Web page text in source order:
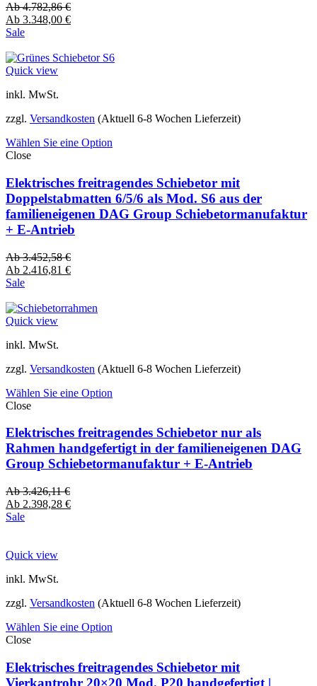
Ab4.782,86€
Ab 3.348,00 €
Sale
Quick view
inkl. MwSt.
zzgl. Versandkosten (Aktuell 6-8 Wochen Lieferzeit)
Wählen Sie eine Option
Close
Elektrisches freitragendes Schiebetor mit
Doppelstabmatten 6/5/6 als Mod. S6 aus der
familieneigenen DAG Group Schiebetormanufaktur
+ E-Antrieb
Ab3.452,58€
Ab 2.416,81 €
Sale
Quick view
inkl. MwSt.
zzgl. Versandkosten (Aktuell 6-8 Wochen Lieferzeit)
Wählen Sie eine Option
Close
Elektrisches freitragendes Schiebetor nur als
Rahmen handgefertigt in der familieneigenen DAG
Group Schiebetormanufaktur + E-Antrieb
Ab3.426,11€
Ab 2.398,28 €
Sale
Quick view
inkl. MwSt.
zzgl. Versandkosten (Aktuell 6-8 Wochen Lieferzeit)
Wählen Sie eine Option
Close
Elektrisches freitragendes Schiebetor mit
Vierkantrohr 20×20 Mod. P20 handgefertigt |